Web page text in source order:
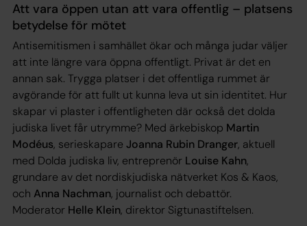
Att vara öppen utan att vara offentlig – platsens
betydelse för mötet
Antisemitismen i samhället ökar och många judar väljer
att inte längre vara öppna offentligt. Privat är det en
annan sak. Trygga platser i det offentliga rummet är
avgörande för att fullt ut kunna leva ut sin identitet. Hur
skapar vi plaster i offentligheten där också det dolda
judiska livet får utrymme? Med ärkebiskop Martin
Modéus, serieskapare Joanna Rubin Dranger, aktuell
med Dolda judiska liv, entreprenör Louise Kahn,
grundare av det nordiskjudiska nätverket Kos & Kaos,
och Anna Nachman, journalist och debattör.
Moderator Helle Klein, direktor Sigtunastiftelsen.